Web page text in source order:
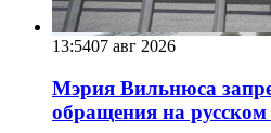
13:5407 авг 2026
Мэрия Вильнюса
обращения на